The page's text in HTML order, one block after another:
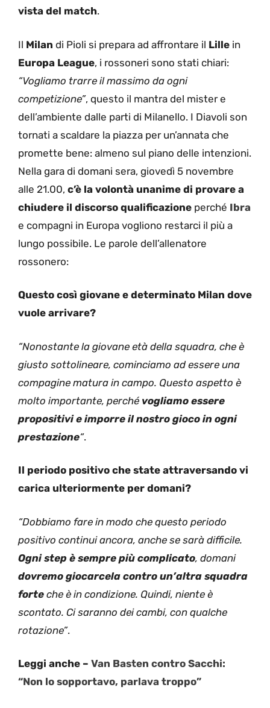
vista del match.
Il Milan di Pioli si prepara ad affrontare il Lille in
Europa League, i rossoneri sono stati chiari:
“Vogliamo trarre il massimo da ogni
competizione”, questo il mantra del mister e
dell’ambiente dalle parti di Milanello. I Diavoli son
tornati a scaldare la piazza per un’annata che
promette bene: almeno sul piano delle intenzioni.
Nella gara di domani sera, giovedì 5 novembre
alle 21.00, c’è la volontà unanime di provare a
chiudere il discorso qualificazione perché Ibra
e compagni in Europa vogliono restarci il più a
lungo possibile. Le parole dell’allenatore
rossonero:
Questo così giovane e determinato Milan dove
vuole arrivare?
“Nonostante la giovane età della squadra, che è
giusto sottolineare, cominciamo ad essere una
compagine matura in campo. Questo aspetto è
molto importante, perché vogliamo essere
propositivi e imporre il nostro gioco in ogni
prestazione“.
Il periodo positivo che state attraversando vi
carica ulteriormente per domani?
“Dobbiamo fare in modo che questo periodo
positivo continui ancora, anche se sarà difficile.
Ogni step è sempre più complicato, domani
dovremo giocarcela contro un’altra squadra
forte che è in condizione. Quindi, niente è
scontato. Ci saranno dei cambi, con qualche
rotazione”.
Leggi anche – Van Basten contro Sacchi:
“Non lo sopportavo, parlava troppo”